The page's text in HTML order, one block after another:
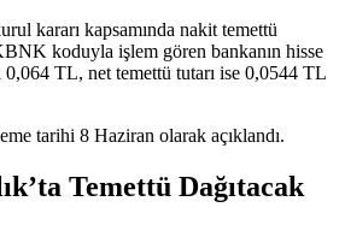
kararı kapsamında nakit temettü
koduyla işlem gören bankanın hisse
0,064 TL, net temettü tutarı ise 0,0544 TL
tarihi 8 Haziran olarak açıklandı.
Temettü Dağıtacak